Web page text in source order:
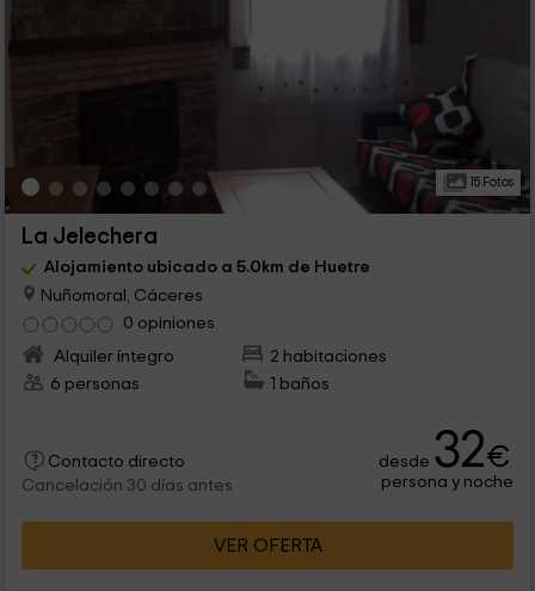
15 Fotos
La Jelechera
Alojamiento ubicado a 5.0km de Huetre
Nuñomoral, Cáceres
0 opiniones
Alquiler íntegro
2 habitaciones
6 personas
1 baños
Contacto directo
Cancelación 30 días antes
desde 32€
persona y noche
VER OFERTA